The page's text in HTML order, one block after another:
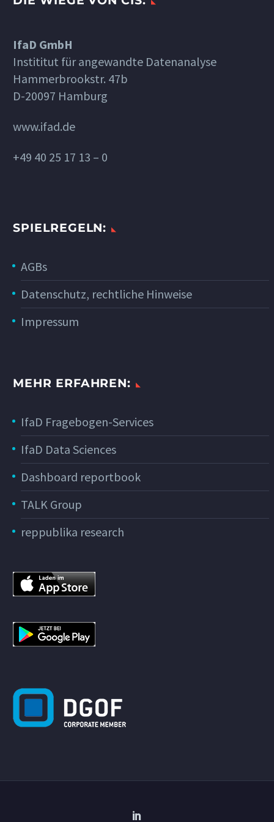
IfaD GmbH
Instititut für angewandte Datenanalyse
Hammerbrookstr. 47b
D-20097 Hamburg
www.ifad.de
+49 40 25 17 13 – 0
SPIELREGELN:
AGBs
Datenschutz, rechtliche Hinweise
Impressum
MEHR ERFAHREN:
IfaD Fragebogen-Services
IfaD Data Sciences
Dashboard reportbook
TALK Group
reppublika research